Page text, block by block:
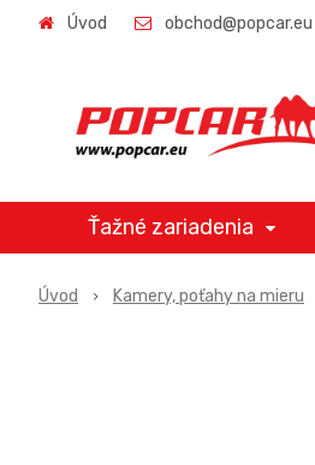
Úvod obchod@popcar.eu
Ťažné zariadenia
Úvod Kamery, poťahy na mieru